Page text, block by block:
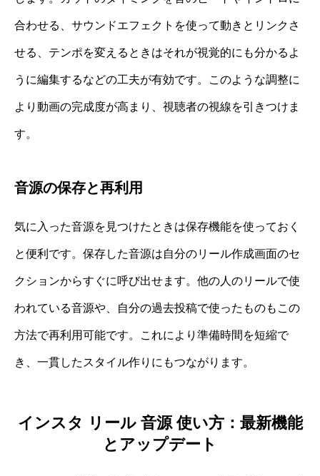
合わせる、サウンドエフェクトを使って動きとリンクさ
せる、テンポを変えるときはそれが視覚的にも分かるよ
うに編集するなどの工夫が有効です。このような調整に
より動画の完成度が高まり、視聴者の視線を引きつけま
す。
音源の保存と再利用
気に入った音源を見つけたときは保存機能を使っておく
と便利です。保存した音源は自分のリール作成画面のセ
クションからすぐに呼び出せます。他の人のリールで使
われている音源や、自分の過去投稿で使ったものもこの
方法で再利用可能です。これにより準備時間を短縮で
き、一貫したスタイル作りにもつながります。
インスタ リール 音源 使い方：最新機能
とアップデート